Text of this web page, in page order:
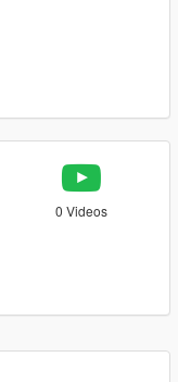
0 Videos